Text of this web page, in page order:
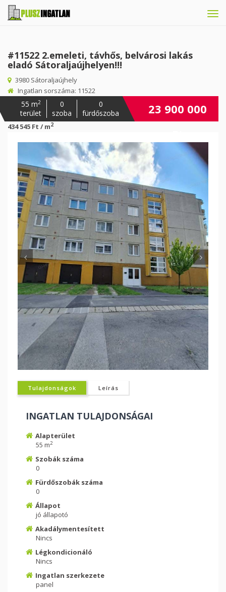
#11522 2.emeleti, távhős, belvárosi lakás
eladó Sátoraljaújhelyen!!!
3980 Sátoraljaújhely
Ingatlan sorszáma: 11522
55 m2
terület
0
szoba
0
fürdőszoba
23 900 000
434 545 Ft / m2
Tulajdonságok Leírás
INGATLAN TULAJDONSÁGAI
Alapterület
55 m2
Szobák száma
0
Fürdőszobák száma
0
Állapot
jó állapotó
Akadálymentesített
Nincs
Légkondicionáló
Nincs
Ingatlan szerkezete
panel